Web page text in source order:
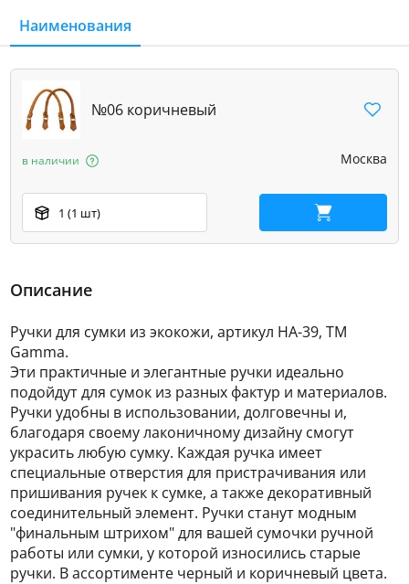
Наименования
№06 коричневый
Москва
в наличии
1 (1 шт) В корзину
Описание
Ручки для сумки из экокожи, артикул НА-39, ТМ
Gamma.
Эти практичные и элегантные ручки идеально
подойдут для сумок из разных фактур и материалов.
Ручки удобны в использовании, долговечны и,
благодаря своему лаконичному дизайну смогут
украсить любую сумку. Каждая ручка имеет
специальные отверстия для пристрачивания или
пришивания ручек к сумке, а также декоративный
соединительный элемент. Ручки станут модным
"финальным штрихом" для вашей сумочки ручной
работы или сумки, у которой износились старые
ручки. В ассортименте черный и коричневый цвета.